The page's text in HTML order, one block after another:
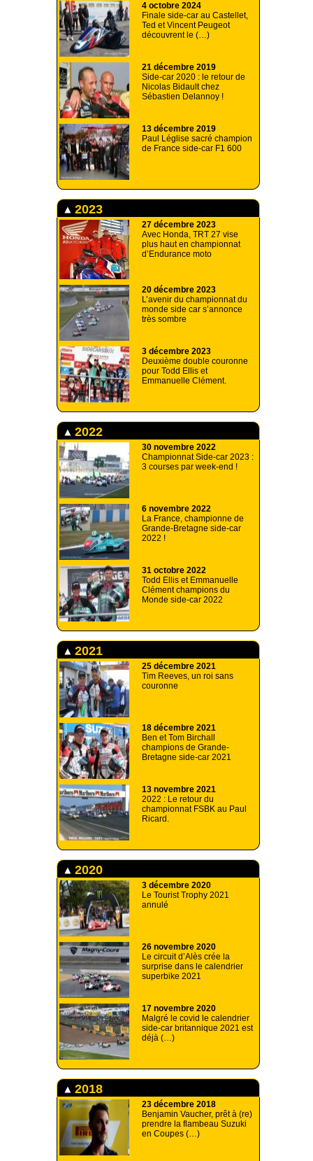
4 octobre 2024
Finale side-car au Castellet,
Ted et Vincent Peugeot
découvrent le (…)
21 décembre 2019
Side-car 2020 : le retour de
Nicolas Bidault chez
Sébastien Delannoy !
13 décembre 2019
Paul Léglise sacré champion
de France side-car F1 600
2023
27 décembre 2023
Avec Honda, TRT 27 vise
plus haut en championnat
d’Endurance moto
20 décembre 2023
L’avenir du championnat du
monde side car s’annonce
très sombre
3 décembre 2023
Deuxième double couronne
pour Todd Ellis et
Emmanuelle Clément.
2022
30 novembre 2022
Championnat Side-car 2023 :
3 courses par week-end !
6 novembre 2022
La France, championne de
Grande-Bretagne side-car
2022 !
31 octobre 2022
Todd Ellis et Emmanuelle
Clément champions du
Monde side-car 2022
2021
25 décembre 2021
Tim Reeves, un roi sans
couronne
18 décembre 2021
Ben et Tom Birchall
champions de Grande-
Bretagne side-car 2021
13 novembre 2021
2022 : Le retour du
championnat FSBK au Paul
Ricard.
2020
3 décembre 2020
Le Tourist Trophy 2021
annulé
26 novembre 2020
Le circuit d’Alès crée la
surprise dans le calendrier
superbike 2021
17 novembre 2020
Malgré le covid le calendrier
side-car britannique 2021 est
déjà (…)
2018
23 décembre 2018
Benjamin Vaucher, prêt à (re)
prendre la flambeau Suzuki
en Coupes (…)